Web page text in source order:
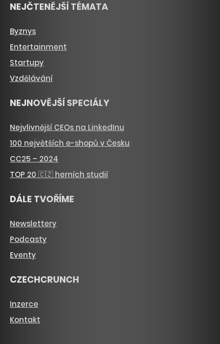
NEJČTENĚJŠÍ TÉMATA
Byznys
Entertainment
Startupy
Vzdělávání
NEJNOVĚJŠÍ SPECIÁLY
Nejvlivnější CEOs na LinkedInu
100 největších e-shopů v Česku
CC25 – 2024
TOP 20 🇨🇿 herních studií
DÁLE TVOŘÍME
Newslettery
Podcasty
Eventy
CZECHCRUNCH
Inzerce
Kontakt